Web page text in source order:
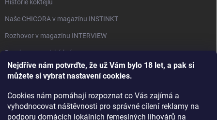
Nejdříve nám potvrďte, že už Vám bylo 18 let, a pak si
můžete si vybrat nastavení cookies.
Cookies nám pomáhají rozpoznat co Vás zajímá a
vyhodnocovat náštěvnosti pro správné cílení reklamy na
podporu domácích lokálních řemeslných lihovárů na
Historie koktejlů
Naše CHICORA v magazínu INSTINKT
Rozhovor v magazínu INTERVIEW
Bourbon, americká krása.
Napsali v TÝDNU o naší práci
Rozhovor s DESTILERKA.CZ v magazínu DRINKING-CAT